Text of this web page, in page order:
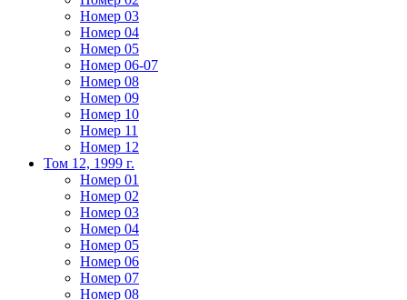
Номер 03
Номер 04
Номер 05
Номер 06-07
Номер 08
Номер 09
Номер 10
Номер 11
Номер 12
Том 12, 1999 г.
Номер 01
Номер 02
Номер 03
Номер 04
Номер 05
Номер 06
Номер 07
Номер 08